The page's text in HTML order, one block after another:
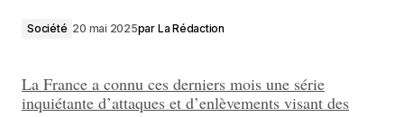
Société 20 mai 2025par La Rédaction
La France a connu ces derniers mois une série
inquiétante d’attaques et d’enlèvements visant des